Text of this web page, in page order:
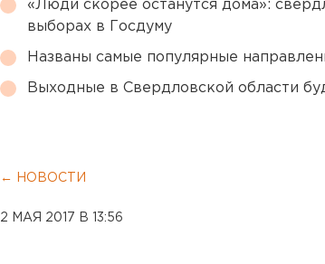
«Люди скорее останутся дома»:
выборах в Госдуму
Названы самые популярные
Выходные в Свердловской области
← НОВОСТИ
2 МАЯ 2017 В 13:56